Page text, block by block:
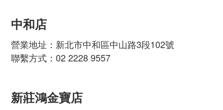
中和店
營業地址：新北市中和區中山路3段102號
聯繫方式：02 2228 9557
新莊鴻金寶店